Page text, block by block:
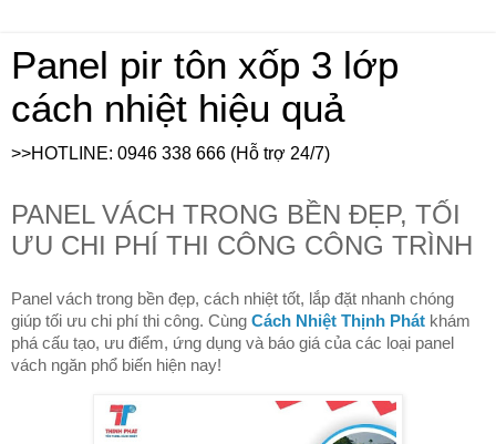
Panel pir tôn xốp 3 lớp
cách nhiệt hiệu quả
>>HOTLINE: 0946 338 666 (Hỗ trợ 24/7)
PANEL VÁCH TRONG BỀN ĐẸP, TỐI
ƯU CHI PHÍ THI CÔNG CÔNG TRÌNH
Panel vách trong bền đẹp, cách nhiệt tốt, lắp đặt nhanh chóng
giúp tối ưu chi phí thi công. Cùng Cách Nhiệt Thịnh Phát khám
phá cấu tạo, ưu điểm, ứng dụng và báo giá của các loại panel
vách ngăn phổ biến hiện nay!